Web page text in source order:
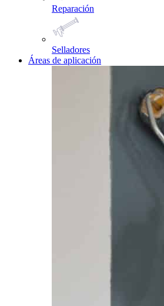
Reparación
Selladores
Áreas de aplicación